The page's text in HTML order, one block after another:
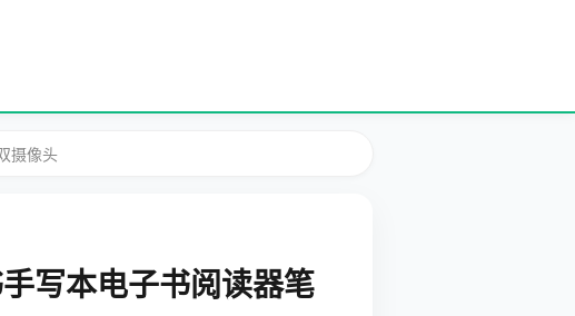
摄像头
写本电子书阅读器笔